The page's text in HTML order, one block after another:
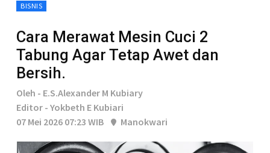
BISNIS
Cara Merawat Mesin Cuci 2
Tabung Agar Tetap Awet dan
Bersih.
Oleh - E.S.Alexander M Kubiary
Editor - Yokbeth E Kubiari
07 Mei 2026 07:23 WIB
Manokwari